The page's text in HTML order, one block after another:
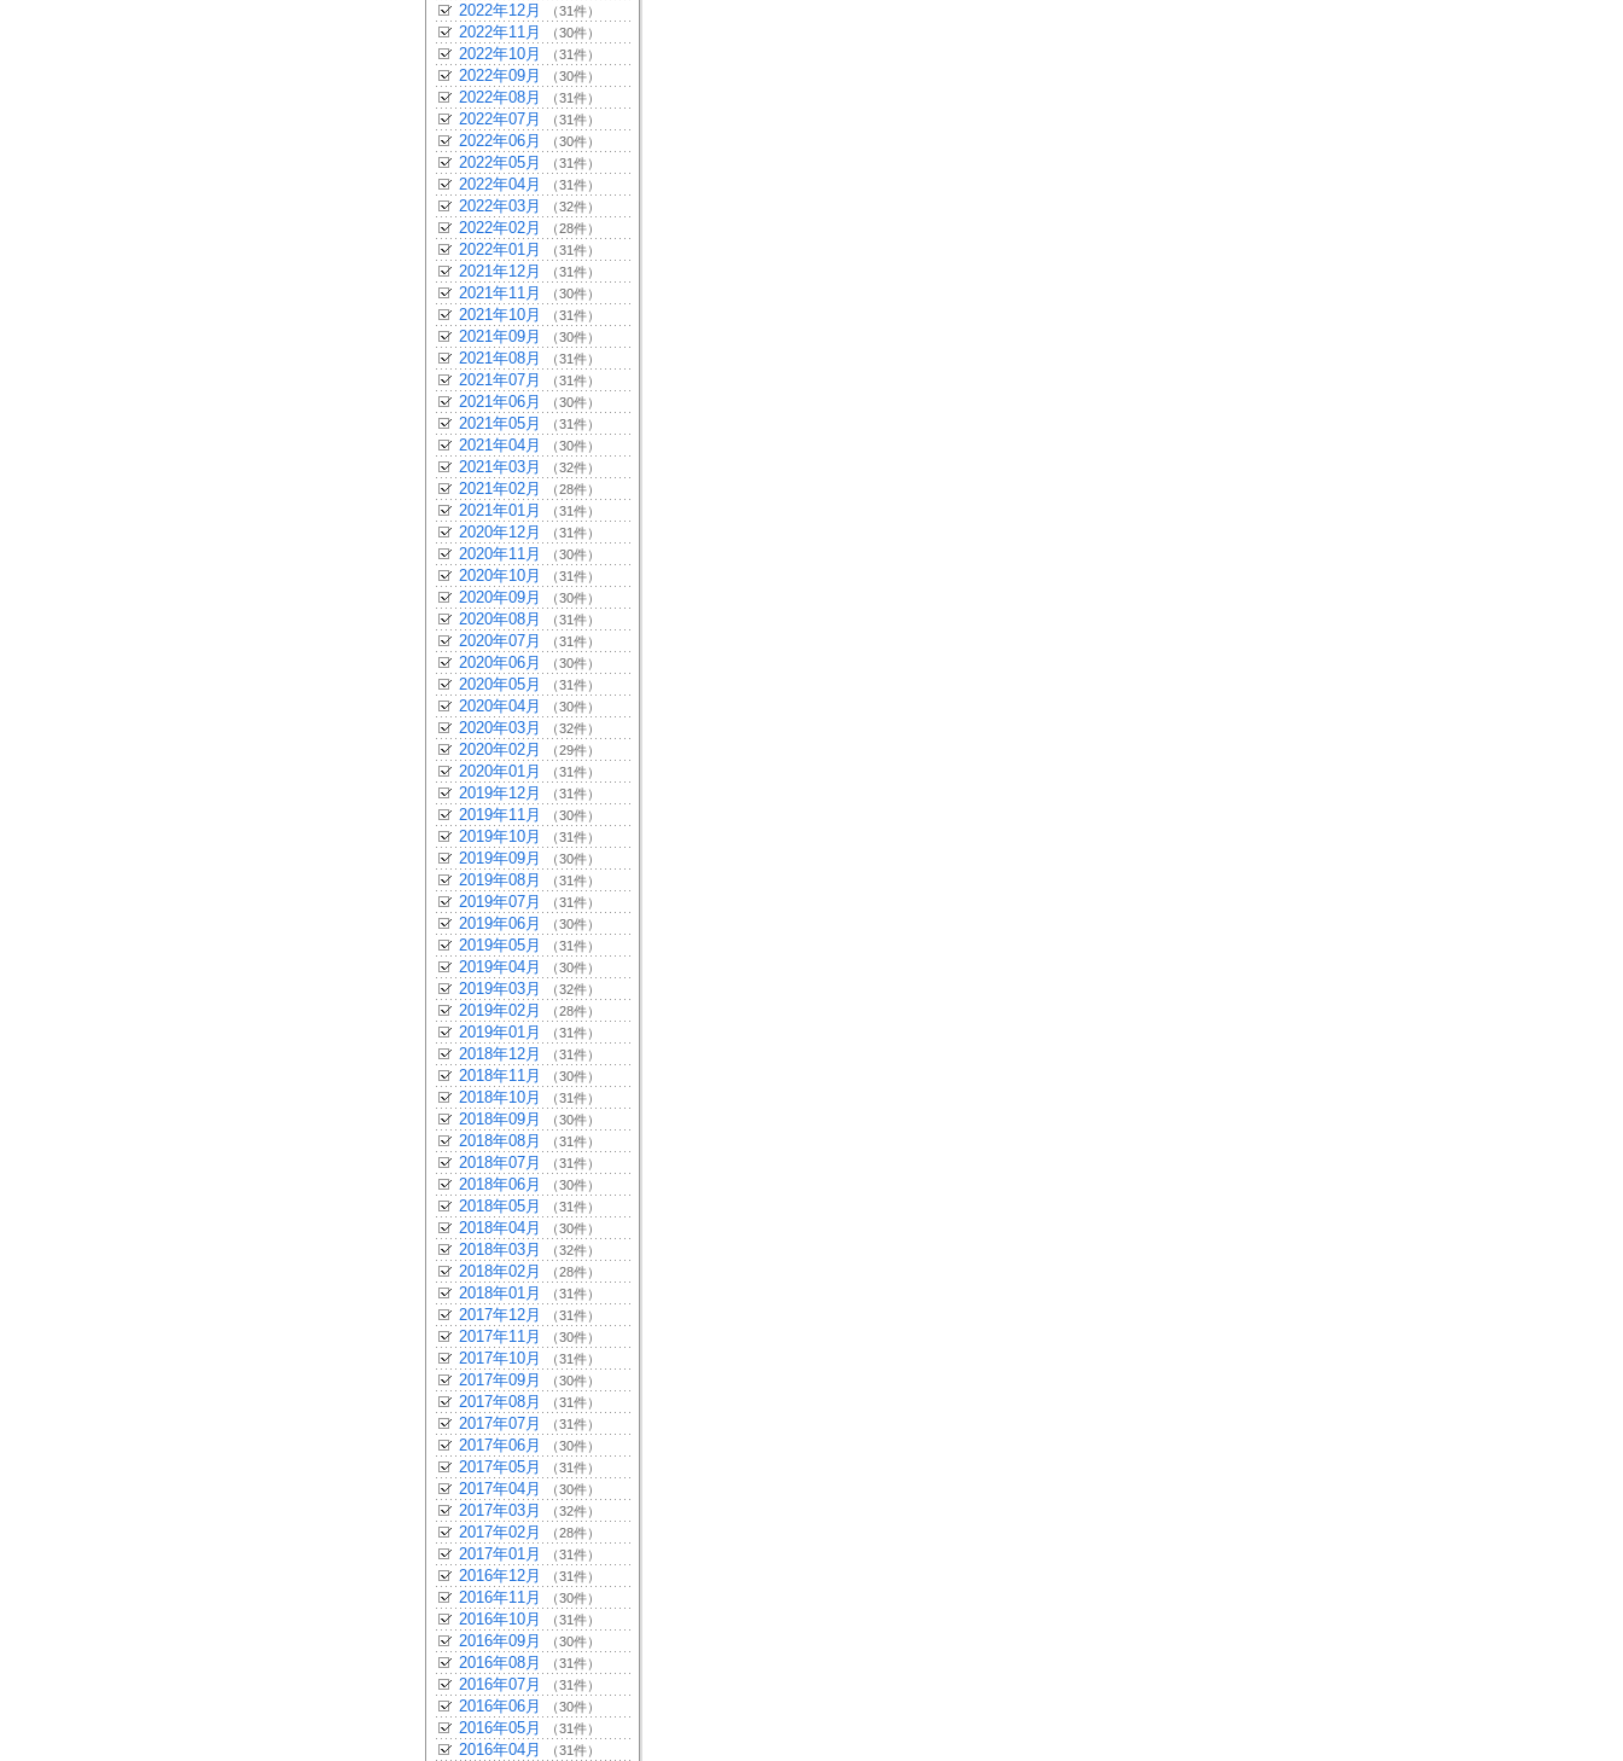
2022年12月 （31件）
2022年11月 （30件）
2022年10月 （31件）
2022年09月 （30件）
2022年08月 （31件）
2022年07月 （31件）
2022年06月 （30件）
2022年05月 （31件）
2022年04月 （31件）
2022年03月 （32件）
2022年02月 （28件）
2022年01月 （31件）
2021年12月 （31件）
2021年11月 （30件）
2021年10月 （31件）
2021年09月 （30件）
2021年08月 （31件）
2021年07月 （31件）
2021年06月 （30件）
2021年05月 （31件）
2021年04月 （30件）
2021年03月 （32件）
2021年02月 （28件）
2021年01月 （31件）
2020年12月 （31件）
2020年11月 （30件）
2020年10月 （31件）
2020年09月 （30件）
2020年08月 （31件）
2020年07月 （31件）
2020年06月 （30件）
2020年05月 （31件）
2020年04月 （30件）
2020年03月 （32件）
2020年02月 （29件）
2020年01月 （31件）
2019年12月 （31件）
2019年11月 （30件）
2019年10月 （31件）
2019年09月 （30件）
2019年08月 （31件）
2019年07月 （31件）
2019年06月 （30件）
2019年05月 （31件）
2019年04月 （30件）
2019年03月 （32件）
2019年02月 （28件）
2019年01月 （31件）
2018年12月 （31件）
2018年11月 （30件）
2018年10月 （31件）
2018年09月 （30件）
2018年08月 （31件）
2018年07月 （31件）
2018年06月 （30件）
2018年05月 （31件）
2018年04月 （30件）
2018年03月 （32件）
2018年02月 （28件）
2018年01月 （31件）
2017年12月 （31件）
2017年11月 （30件）
2017年10月 （31件）
2017年09月 （30件）
2017年08月 （31件）
2017年07月 （31件）
2017年06月 （30件）
2017年05月 （31件）
2017年04月 （30件）
2017年03月 （32件）
2017年02月 （28件）
2017年01月 （31件）
2016年12月 （31件）
2016年11月 （30件）
2016年10月 （31件）
2016年09月 （30件）
2016年08月 （31件）
2016年07月 （31件）
2016年06月 （30件）
2016年05月 （31件）
2016年04月 （31件）